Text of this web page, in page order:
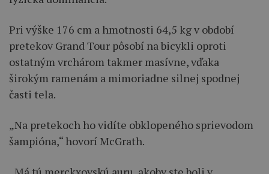
Pri výške 176 cm a hmotnosti 64,5 kg v období
pretekov Grand Tour pôsobí na bicykli oproti
ostatným vrchárom takmer masívne, vďaka
širokým ramenám a mimoriadne silnej spodnej
časti tela.
„Na pretekoch ho vidíte obklopeného sprievodom
šampióna,“ hovorí McGrath.